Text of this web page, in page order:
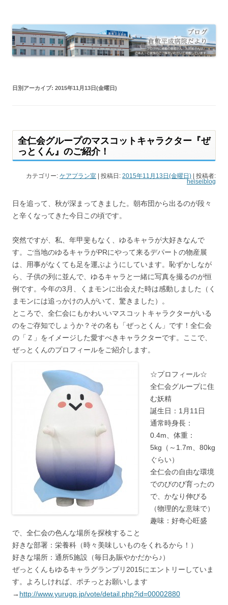
日別アーカイブ: 2015年11月13日(金曜日)
全仁会グループのマスコットキャラクター『ぜ
っとくん』のご紹介！
カテゴリー: ケアプラン室 | 投稿日: 2015年11月13日(金曜日) | 投稿者:
heiseiblog
日を追って、秋が深まってきました。朝布団から出るのが段々
と辛くなってきた今日この頃です。
突然ですが、私、年甲斐もなく、ゆるキャラが大好きなんで
す。ご当地のゆるキャラがPRにやって来るデパートの物産展
は、用事がなくても足を運ぶようにしています。恥ずかしなが
ら、子供の列に並んで、ゆるキャラと一緒に写真を撮るのが恒
例です。今年の3月、くまモンに出会えた時は感動しました（く
まモンには追っかけの人がいて、驚きました）。
ところで、全仁会にもかわいいマスコットキャラクターがいる
のをご存知でしょうか？その名も「ぜっとくん」です！全仁会
の「Ｚ」をイメージした愛すべきキャラクターです。ここで、
ぜっとくんのプロフィールをご紹介します。
☆プロフィール☆
全仁会グループに住
む妖精
誕生日：1月11日
通常時身長：
0.4m、体重：
5kg（～1.7m、80kg
ぐらい）
全仁会の自由な環境
でのびのび育ったの
で、かなり伸びる
（物理的な意味で）
趣味：好奇心旺盛
で、全仁会の色んな場所を探検すること
好きな部署：栄養科（時々美味しいものをくれるから！）
好きな場所：通所5施設（毎日あ賑やかだから♪）
ぜっとくんもゆるキャラグランプリ2015にエントリーしていま
す。よろしければ、ポチっとお願いします
→ http://www.yurugp.jp/vote/detail.php?id=00002880